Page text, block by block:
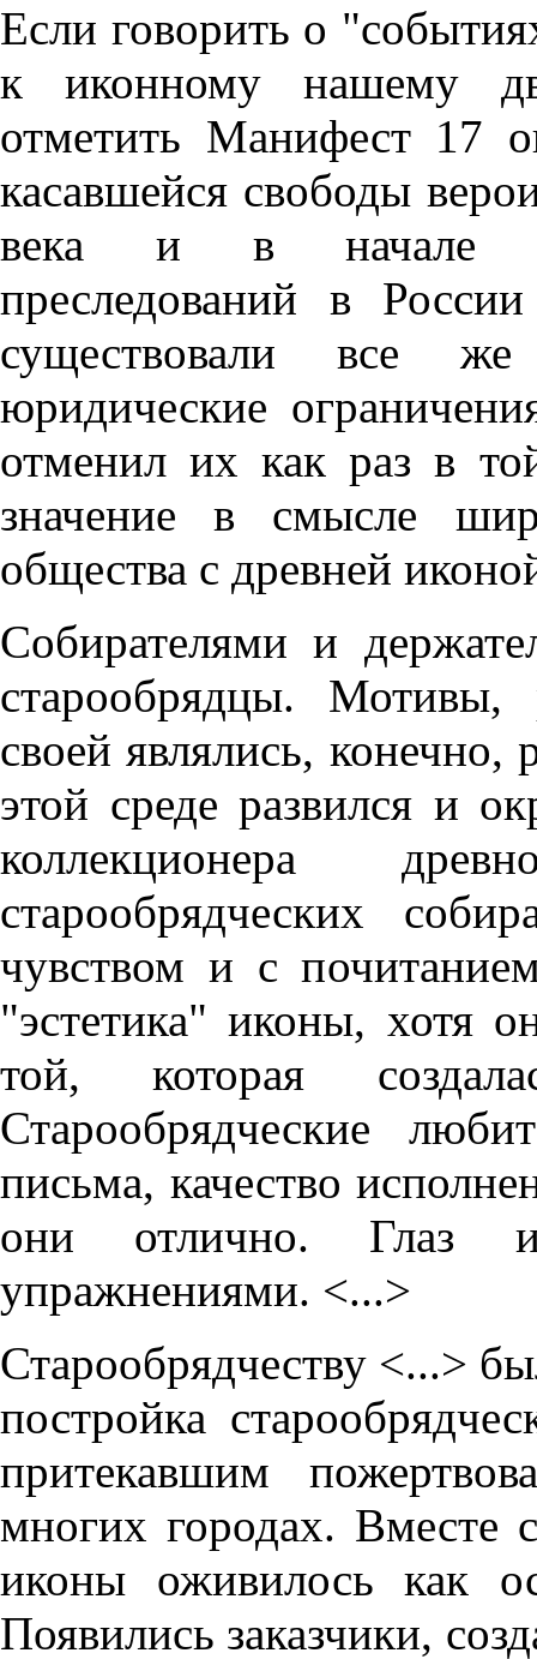
Если говорить о
к иконному нашему
отметить Манифест 17
касавшейся свободы
века и в начале
преследований в
существовали все
юридические
отменил их как раз в
значение в смысле
общества с древней
Собирателями и
старообрядцы.
своей являлись,
этой среде развился и
коллекционера
старообрядческих
чувством и с
"эстетика" иконы, хотя
той, которая
Старообрядческие
письма, качество
они отлично. Глаз
упражнениями. <...>
Старообрядчеству <...>
постройка
притекавшим
многих городах. Вместе
иконы оживилось как
Появились заказчики,